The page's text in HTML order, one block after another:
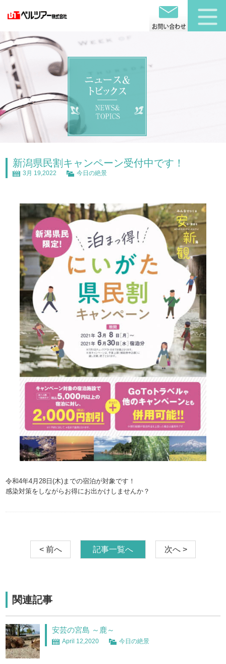
新潟県民割キャンペーン受付中です！
3月 19,2022 今日の絶景
令和4年4月28日(木)までの宿泊が対象です！
感染対策をしながらお得にお出かけしませんか？
< 前へ 記事一覧へ 次へ >
関連記事
安芸の宮島 ～鹿～
April 12,2020 今日の絶景